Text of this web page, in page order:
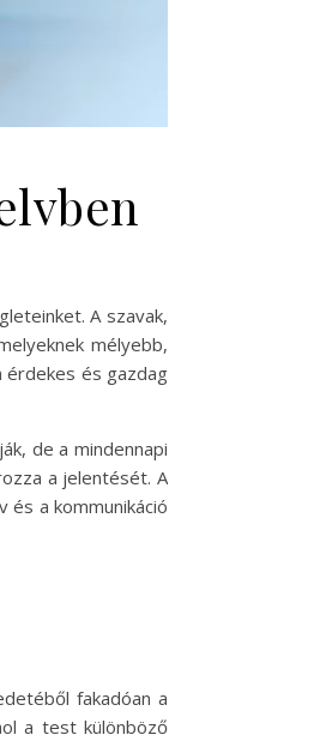
A szavak,
mélyebb,
érdekes és gazdag
de a mindennapi
a jelentését. A
és a kommunikáció
fakadóan a
a test különböző